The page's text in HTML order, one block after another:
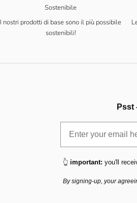
Sostenibile
I nostri prodotti di base sono il più possibile
sostenibili!
Psst
👆 important: you'll
By signing-up, your